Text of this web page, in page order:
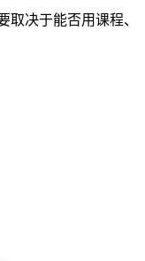
取决于能否用课程、